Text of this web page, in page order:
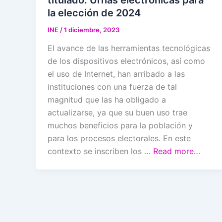
la elección de 2024
INE /1 diciembre, 2023
El avance de las herramientas tecnológicas
de los dispositivos electrónicos, así como
el uso de Internet, han arribado a las
instituciones con una fuerza de tal
magnitud que las ha obligado a
actualizarse, ya que su buen uso trae
muchos beneficios para la población y
para los procesos electorales. En este
contexto se inscriben los … Read more…